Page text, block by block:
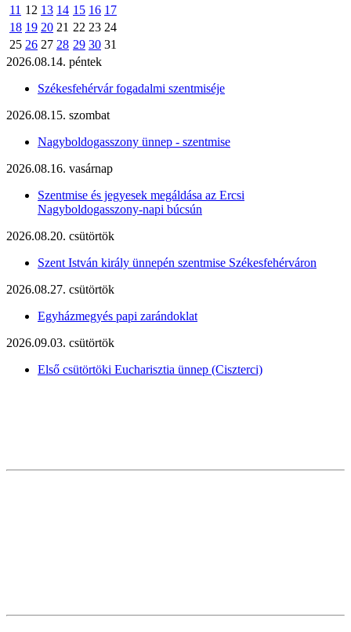
11 12 13 14 15 16 17
18 19 20 21 22 23 24
25 26 27 28 29 30 31
2026.08.14. péntek
Székesfehérvár fogadalmi szentmiséje
2026.08.15. szombat
Nagyboldogasszony ünnep - szentmise
2026.08.16. vasárnap
Szentmise és jegyesek megáldása az Ercsi
Nagyboldogasszony-napi búcsún
2026.08.20. csütörtök
Szent István király ünnepén szentmise Székesfehérváron
2026.08.27. csütörtök
Egyházmegyés papi zarándoklat
2026.09.03. csütörtök
Első csütörtöki Eucharisztia ünnep (Ciszterci)